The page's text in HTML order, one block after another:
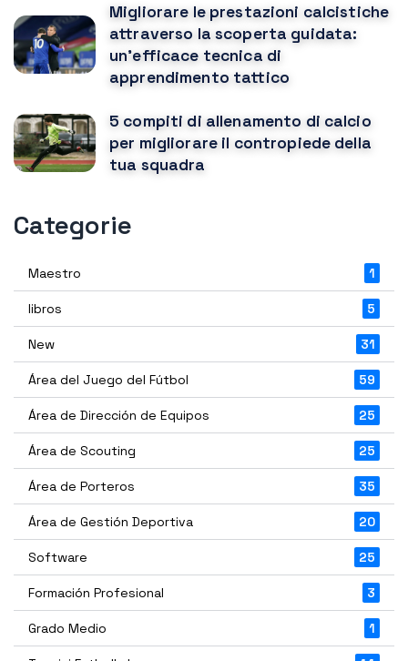
Migliorare le prestazioni calcistiche
attraverso la scoperta guidata:
un'efficace tecnica di
apprendimento tattico
5 compiti di allenamento di calcio
per migliorare il contropiede della
tua squadra
Categorie
Maestro 1
libros 5
New 31
Área del Juego del Fútbol 59
Área de Dirección de Equipos 25
Área de Scouting 25
Área de Porteros 35
Área de Gestión Deportiva 20
Software 25
Formación Profesional 3
Grado Medio 1